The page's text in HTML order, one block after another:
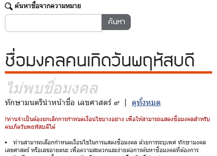
ค้นหาชื่อจากความหมาย
ชื่อมงคลคนเกิดวันพฤหัสบดี
ไม่พบชื่อมงคล
ทักษามนตรีนำหน้าชื่อ เลขศาสตร์ ๙ | ดูทั้งหมด
!ท่านจำเป็นต้องยกเลิกการกำหนดเงื่อนไขบางอย่าง เพื่อให้สามารถแสดงชื่อมงคลสำหรับ
คนเกิดวันพฤหัสบดีได้
ท่านสามารถเลือกกำหนดเงื่อนไขในการแสดงชื่อมงคล ด้วยการระบุเพศ ทักษามงคล
เลขศาสตร์ หรือเลขอายตนะ เพื่อความสะดวกและง่ายต่อการค้นหาชื่อมงคลที่ต้องการ